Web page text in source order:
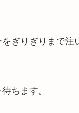
ぎりぎりまで注
ちます。